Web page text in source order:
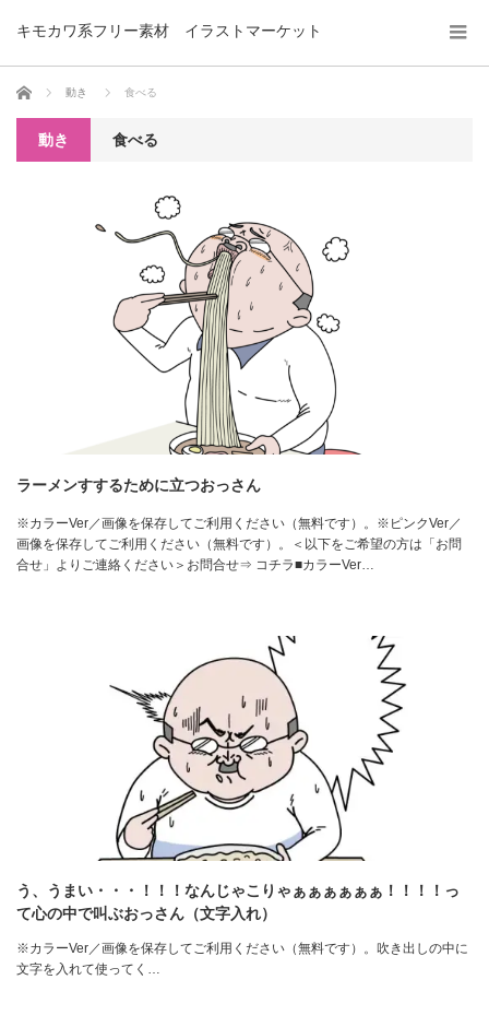
キモカワ系フリー素材 イラストマーケット
ホーム 動き 食べる
動き 食べる
ラーメンすするために立つおっさん
※カラーVer／画像を保存してご利用ください（無料です）。※ピンクVer／
画像を保存してご利用ください（無料です）。＜以下をご希望の方は「お問
合せ」よりご連絡ください＞お問合せ⇒ コチラ■カラーVer…
う、うまい・・・！！！なんじゃこりゃぁぁぁぁぁぁ！！！！っ
て心の中で叫ぶおっさん（文字入れ）
※カラーVer／画像を保存してご利用ください（無料です）。吹き出しの中に
文字を入れて使ってく…